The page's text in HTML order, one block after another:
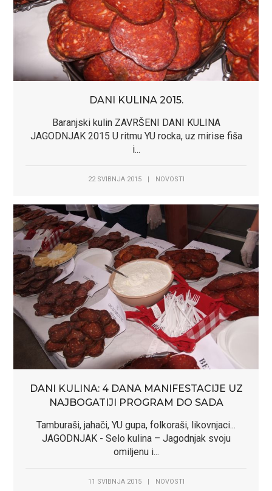
DANI KULINA 2015.
Baranjski kulin ZAVRŠENI DANI KULINA
JAGODNJAK 2015 U ritmu YU rocka, uz mirise fiša
i...
22 SVIBNJA 2015 NOVOSTI
DANI KULINA: 4 DANA MANIFESTACIJE UZ
NAJBOGATIJI PROGRAM DO SADA
Tamburaši, jahači, YU gupa, folkoraši, likovnjaci...
JAGODNJAK - Selo kulina – Jagodnjak svoju
omiljenu i...
11 SVIBNJA 2015 | NOVOSTI